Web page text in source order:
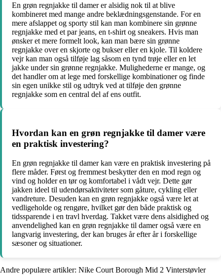
En grøn regnjakke til damer er alsidig nok til at blive
kombineret med mange andre beklædningsgenstande. For en
mere afslappet og sporty stil kan man kombinere sin grønne
regnjakke med et par jeans, en t-shirt og sneakers. Hvis man
ønsker et mere formelt look, kan man bære sin grønne
regnjakke over en skjorte og bukser eller en kjole. Til koldere
vejr kan man også tilføje lag såsom en tynd trøje eller en let
jakke under sin grønne regnjakke. Mulighederne er mange, og
det handler om at lege med forskellige kombinationer og finde
sin egen unikke stil og udtryk ved at tilføje den grønne
regnjakke som en central del af ens outfit.
Hvordan kan en grøn regnjakke til damer være
en praktisk investering?
En grøn regnjakke til damer kan være en praktisk investering på
flere måder. Først og fremmest beskytter den en mod regn og
vind og holder en tør og komfortabel i vådt vejr. Dette gør
jakken ideel til udendørsaktiviteter som gåture, cykling eller
vandreture. Desuden kan en grøn regnjakke også være let at
vedligeholde og rengøre, hvilket gør den både praktisk og
tidssparende i en travl hverdag. Takket være dens alsidighed og
anvendelighed kan en grøn regnjakke til damer også være en
langvarig investering, der kan bruges år efter år i forskellige
sæsoner og situationer.
Andre populære artikler: Nike Court Borough Mid 2 Vinterstøvler